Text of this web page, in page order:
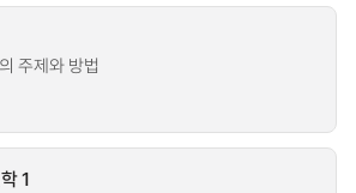
주제와 방법
1